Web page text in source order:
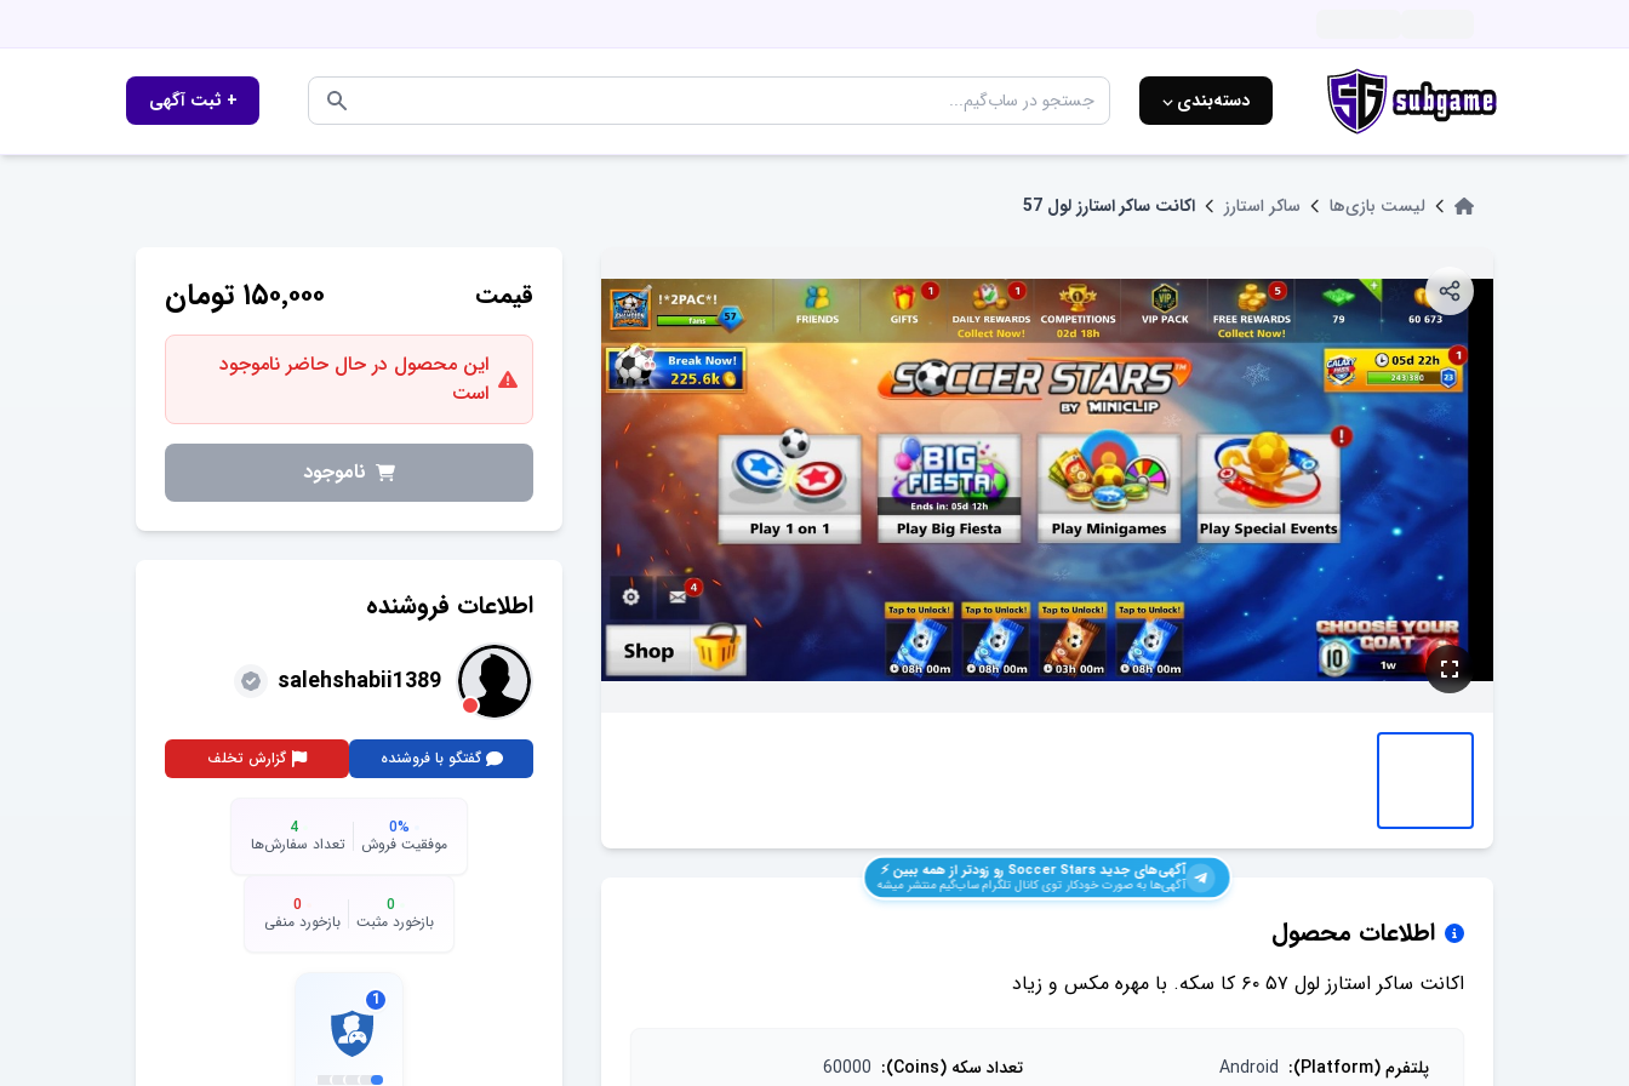
دسته‌بندی ⌵ + ثبت آگهی
لیست بازی‌ها ساکر استارز اکانت ساکر استارز لول 57
آگهی‌های جدیدSoccer Stars رو زودتر از همه ببین ⚡️
آگهی‌ها به صورت خودکار توی کانال تلگرام ساب‌گیم منتشر میشه
اطلاعات محصول
اکانت ساکر استارز لول ۵۷ ۶۰ کا سکه. با مهره مکس و زیاد
پلتفرم (Platform) :
Android تعداد سکه (Coins) :
60000
قیمت ۱۵۰٬۰۰۰ تومان
این محصول در حال حاضر ناموجود
است
ناموجود
اطلاعات فروشنده
salehshabii1389
گفتگو با فروشنده گزارش تخلف
0%
موفقیت فروش
4
تعداد سفارش‌ها
0
بازخورد مثبت
0
بازخورد منفی
1